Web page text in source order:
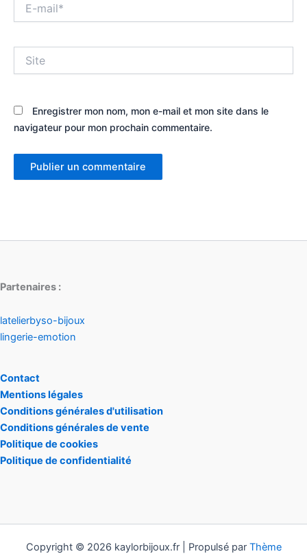
mail*
Enregistrer mon nom, mon e-mail et mon site dans le
navigateur pour mon prochain commentaire.
Partenaires :
latelierbyso-bijoux
lingerie-emotion
Contact
Mentions légales
Conditions générales d'utilisation
Conditions générales de vente
Politique de cookies
Politique de confidentialité
Copyright © 2026 kaylorbijoux.fr | Propulsé par Thème